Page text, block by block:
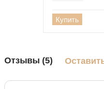
Купить
Отзывы (5)